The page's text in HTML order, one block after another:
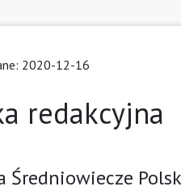
2020-12-16
redakcyjna
Średniowiecze